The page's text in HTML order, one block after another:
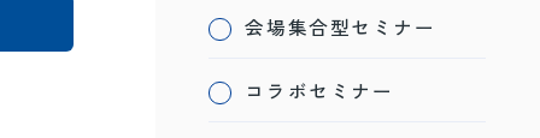
会場集合型セミナー
コラボセミナー